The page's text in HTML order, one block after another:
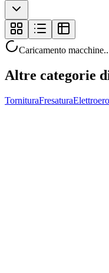
Caricamento
Altre categorie
TornituraFresatura